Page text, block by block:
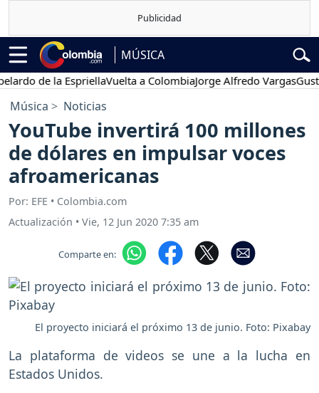
MÚSICA
de la EspriellaVuelta a ColombiaJorge Alfredo VargasGustavo
Música Noticias
YouTube invertirá 100 millones
de dólares en impulsar voces
afroamericanas
Por: EFE • Colombia.com
Actualización • Vie, 12 Jun 2020 7:35 am
Comparte en:
El proyecto iniciará el próximo 13 de junio. Foto: Pixabay
La plataforma de videos se une a la lucha en
Estados Unidos.